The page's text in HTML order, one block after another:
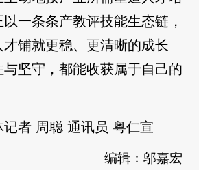
一条条产教评技能生态链，
铺就更稳、更清晰的成长
坚守，都能收获属于自己的
者 周聪 通讯员 粤仁宣
编辑：邬嘉宏